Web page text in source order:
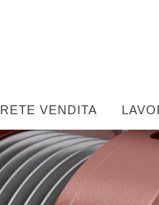
RETE VENDITA